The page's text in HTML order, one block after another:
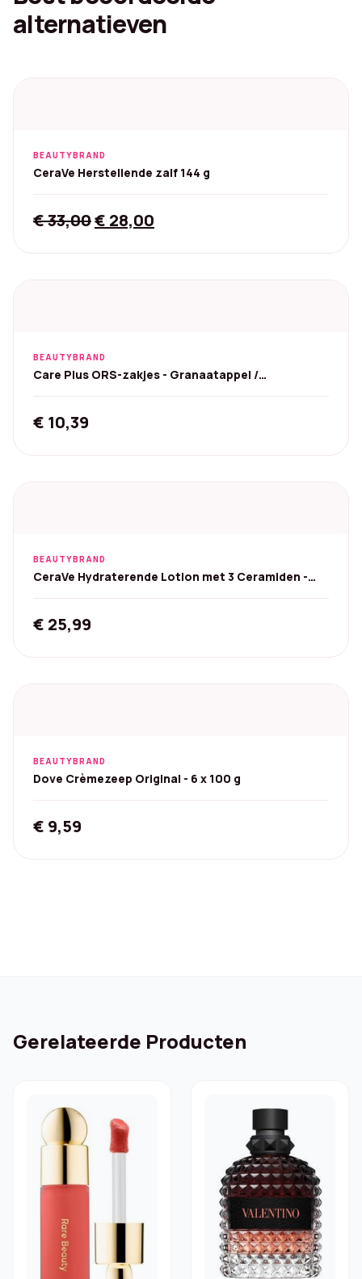
alternatieven
BEAUTYBRAND
CeraVe Herstellende zalf 144 g
€33,00Original
€ 28,00
BEAUTYBRAND
Care Plus ORS-zakjes - Granaatappel /
€ 10,39
BEAUTYBRAND
CeraVe Hydraterende Lotion met 3 Ceramiden -
€ 25,99
BEAUTYBRAND
Dove Crèmezeep Original - 6 x 100 g
€ 9,59
Gerelateerde Producten